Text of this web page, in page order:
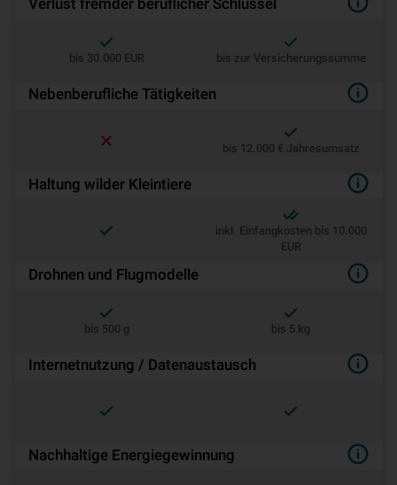
Verlust fremder beruflicher Schlüssel
bis 30.000 EUR bis zur Versicherungssumme
Nebenberufliche Tätigkeiten
bis 12.000 € Jahresumsatz
Haltung wilder Kleintiere
inkl. Einfangkosten bis 10.000
EUR
Drohnen und Flugmodelle
bis 500 g bis 5 kg
Internetnutzung / Datenaustausch
Nachhaltige Energiegewinnung